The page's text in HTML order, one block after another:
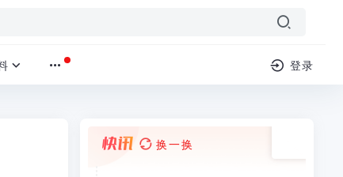
登录
换一换